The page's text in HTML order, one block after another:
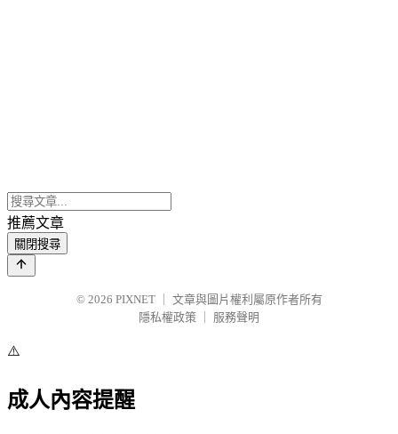
推薦文章
關閉搜尋
© 2026 PIXNET
文章與圖片權利屬原作者所有
隱私權政策
服務聲明
⚠️
成人內容提醒